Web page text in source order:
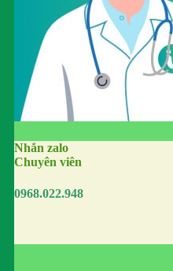
Nhắn zalo
Chuyên viên
0968.022.948